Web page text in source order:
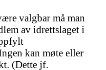
valgbar må man
av idrettslaget i
kan møte eller
(Dette jf.